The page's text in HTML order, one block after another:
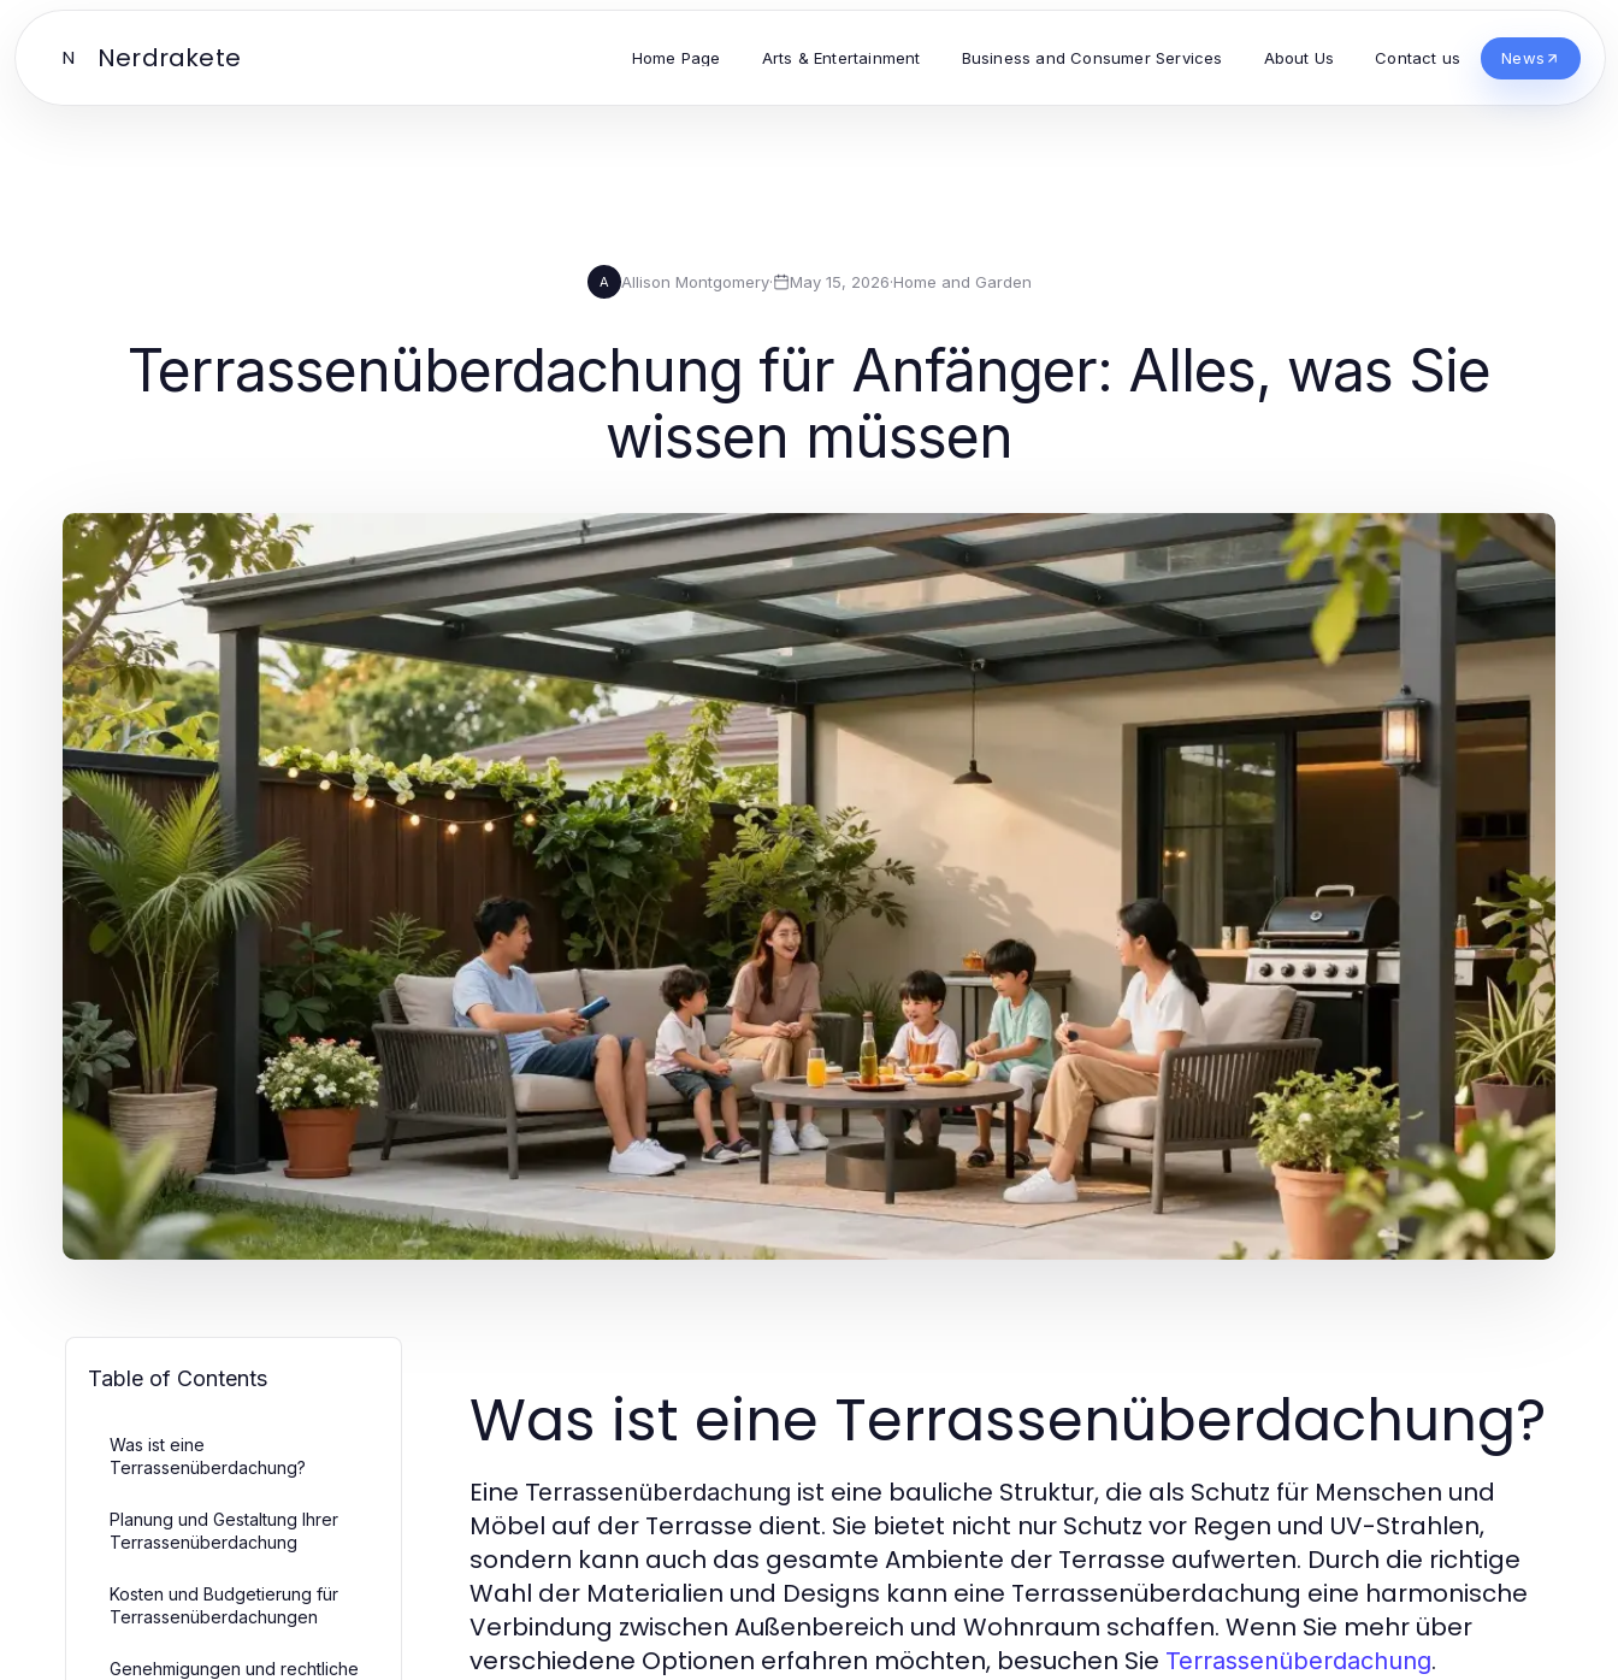
N Nerdrakete Home Page Arts & Entertainment Business and Consumer Services About Us Contact us News
A Allison Montgomery· May 15, 2026·Home and Garden
Terrassenüberdachung für Anfänger: Alles, was Sie
wissen müssen
Table of Contents
Was ist eine
Terrassenüberdachung?
Planung und Gestaltung Ihrer
Terrassenüberdachung
Kosten und Budgetierung für
Terrassenüberdachungen
Genehmigungen und rechtliche
Was ist eine Terrassenüberdachung?
Eine Terrassenüberdachung ist eine bauliche Struktur, die als Schutz für Menschen und
Möbel auf der Terrasse dient. Sie bietet nicht nur Schutz vor Regen und UV-Strahlen,
sondern kann auch das gesamte Ambiente der Terrasse aufwerten. Durch die richtige
Wahl der Materialien und Designs kann eine Terrassenüberdachung eine harmonische
Verbindung zwischen Außenbereich und Wohnraum schaffen. Wenn Sie mehr über
verschiedene Optionen erfahren möchten, besuchen Sie Terrassenüberdachung.